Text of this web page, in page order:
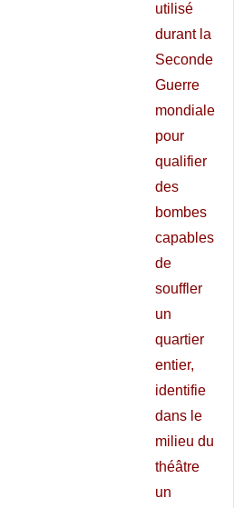
utilisé
durant la
Seconde
Guerre
mondiale
pour
qualifier
des
bombes
capables
de
souffler
un
quartier
entier,
identifie
dans le
milieu du
théâtre
un